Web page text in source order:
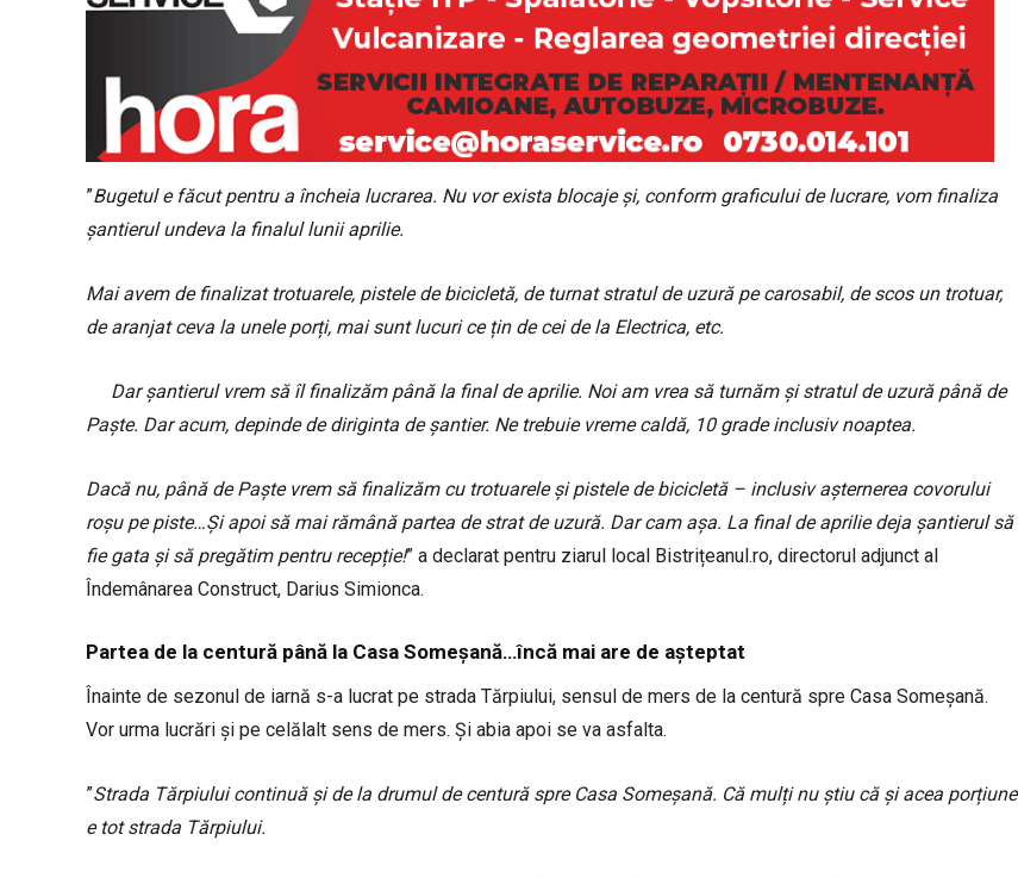
”Bugetul e făcut pentru a încheia lucrarea. Nu vor exista blocaje și, conform graficului de lucrare, vom finaliza
șantierul undeva la finalul lunii aprilie.
Mai avem de finalizat trotuarele, pistele de bicicletă, de turnat stratul de uzură pe carosabil, de scos un trotuar,
de aranjat ceva la unele porți, mai sunt lucuri ce țin de cei de la Electrica, etc.
Dar șantierul vrem să îl finalizăm până la final de aprilie. Noi am vrea să turnăm și stratul de uzură până de
Paște. Dar acum, depinde de diriginta de șantier. Ne trebuie vreme caldă, 10 grade inclusiv noaptea.
Dacă nu, până de Paște vrem să finalizăm cu trotuarele și pistele de bicicletă – inclusiv așternerea covorului
roșu pe piste…Și apoi să mai rămână partea de strat de uzură. Dar cam așa. La final de aprilie deja șantierul să
fie gata și să pregătim pentru recepție!” a declarat pentru ziarul local Bistrițeanul.ro, directorul adjunct al
Îndemânarea Construct, Darius Simionca.
Partea de la centură până la Casa Someșană…încă mai are de așteptat
Înainte de sezonul de iarnă s-a lucrat pe strada Tărpiului, sensul de mers de la centură spre Casa Someșană.
Vor urma lucrări și pe celălalt sens de mers. Și abia apoi se va asfalta.
”Strada Tărpiului continuă și de la drumul de centură spre Casa Someșană. Că mulți nu știu că și acea porțiune
e tot strada Tărpiului.